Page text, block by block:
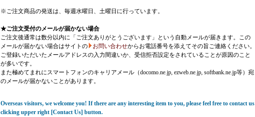
※ご注文商品の発送は、毎週水曜日、土曜日に行っています。
★ご注文受付のメールが届かない場合
ご注文後通常は数分以内に「ご注文ありがとうございます」という自動メールが届きます。この
メールが届かない場合はサイトの
お問い合わせからお電話番号を添えてその旨ご連絡ください。
ご登録いただいたメールアドレスの入力間違いか、受信拒否設定をされていることが原因のこと
が多いです。
また極めてまれにスマートフォンのキャリアメール（docomo.ne.jp, ezweb.ne.jp, softbank.ne.jp等）宛
のメールが届かないことがあります。
Overseas visitors, we welcome you! If there are any interesting item to you, please feel free to contact us
clicking upper right [Contact Us] button.